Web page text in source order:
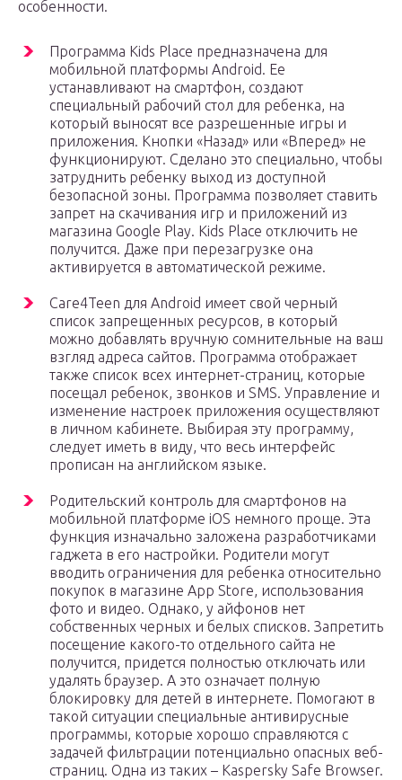
особенности.
Программа Kids Place предназначена для
мобильной платформы Android. Ее
устанавливают на смартфон, создают
специальный рабочий стол для ребенка, на
который выносят все разрешенные игры и
приложения. Кнопки «Назад» или «Вперед» не
функционируют. Сделано это специально, чтобы
затруднить ребенку выход из доступной
безопасной зоны. Программа позволяет ставить
запрет на скачивания игр и приложений из
магазина Google Play. Kids Place отключить не
получится. Даже при перезагрузке она
активируется в автоматической режиме.
Care4Teen для Android имеет свой черный
список запрещенных ресурсов, в который
можно добавлять вручную сомнительные на ваш
взгляд адреса сайтов. Программа отображает
также список всех интернет-страниц, которые
посещал ребенок, звонков и SMS. Управление и
изменение настроек приложения осуществляют
в личном кабинете. Выбирая эту программу,
следует иметь в виду, что весь интерфейс
прописан на английском языке.
Родительский контроль для смартфонов на
мобильной платформе iOS немного проще. Эта
функция изначально заложена разработчиками
гаджета в его настройки. Родители могут
вводить ограничения для ребенка относительно
покупок в магазине App Store, использования
фото и видео. Однако, у айфонов нет
собственных черных и белых списков. Запретить
посещение какого-то отдельного сайта не
получится, придется полностью отключать или
удалять браузер. А это означает полную
блокировку для детей в интернете. Помогают в
такой ситуации специальные антивирусные
программы, которые хорошо справляются с
задачей фильтрации потенциально опасных веб-
страниц. Одна из таких – Kaspersky Safe Browser.